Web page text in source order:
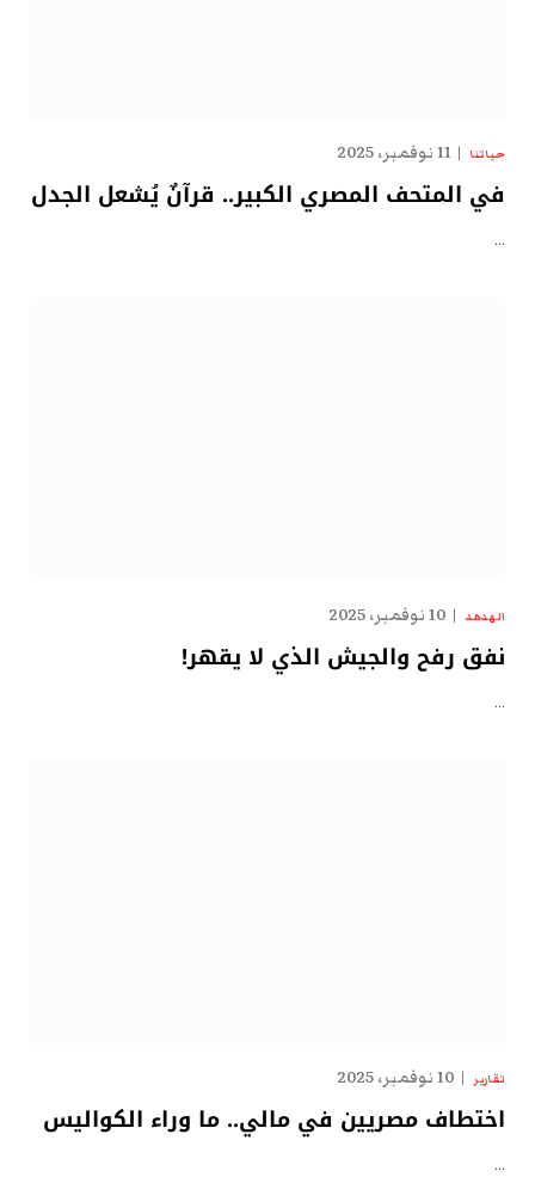
حياتنا 11 نوفمبر، 2025
في المتحف المصري الكبير.. قرآنٌ يُشعل الجدل
…
الهدهد 10 نوفمبر، 2025
نفق رفح والجيش الذي لا يقهر!
…
تقارير 10 نوفمبر، 2025
اختطاف مصريين في مالي.. ما وراء الكواليس
…